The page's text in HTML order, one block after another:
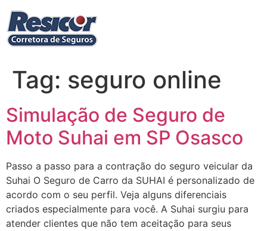
para
conteúdo
Tag: seguro online
Simulação de Seguro de
Moto Suhai em SP Osasco
Passo a passo para a contração do seguro veicular da
Suhai O Seguro de Carro da SUHAI é personalizado de
acordo com o seu perfil. Veja alguns diferenciais
criados especialmente para você. A Suhai surgiu para
atender clientes que não tem aceitação para seus